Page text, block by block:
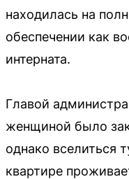
находилась на
обеспечении как
интерната.
Главой
женщиной было
однако вселиться
квартире